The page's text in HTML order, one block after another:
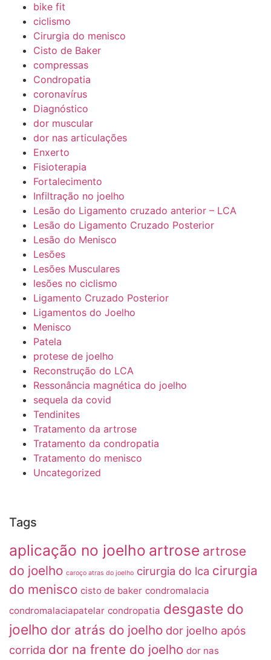
bike fit
ciclismo
Cirurgia do menisco
Cisto de Baker
compressas
Condropatia
coronavírus
Diagnóstico
dor muscular
dor nas articulações
Enxerto
Fisioterapia
Fortalecimento
Infiltração no joelho
Lesão do Ligamento cruzado anterior – LCA
Lesão do Ligamento Cruzado Posterior
Lesão do Menisco
Lesões
Lesões Musculares
lesões no ciclismo
Ligamento Cruzado Posterior
Ligamentos do Joelho
Menisco
Patela
protese de joelho
Reconstrução do LCA
Ressonância magnética do joelho
sequela da covid
Tendinites
Tratamento da artrose
Tratamento da condropatia
Tratamento do menisco
Uncategorized
Tags
aplicação no joelho artrose artrose
do joelho caroço atras do joelho cirurgia do lca cirurgia
do menisco cisto de baker condromalacia
condromalaciapatelar condropatia desgaste do
joelho dor atrás do joelho dor joelho após
corrida dor na frente do joelho dor nas